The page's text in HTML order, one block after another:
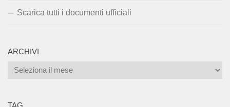
Scarica tutti i documenti ufficiali
ARCHIVI
Archivi